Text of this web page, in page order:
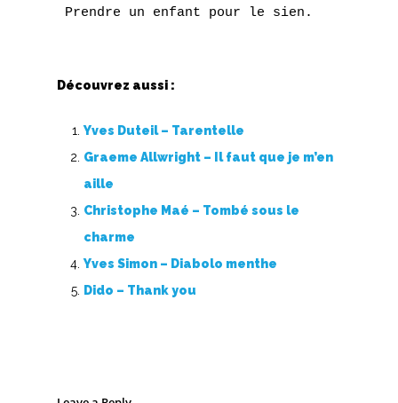
Découvrez aussi :
Yves Duteil – Tarentelle
Graeme Allwright – Il faut que je m’en
aille
Christophe Maé – Tombé sous le
charme
Yves Simon – Diabolo menthe
Dido – Thank you
U
X
Z
Nouvelles tabs